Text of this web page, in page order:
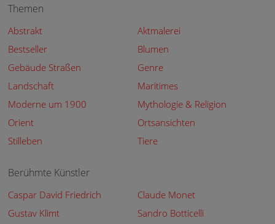
Themen
Abstrakt
Aktmalerei
Bestseller
Blumen
Gebäude Straßen
Genre
Landschaft
Maritimes
Moderne um 1900
Mythologie & Religion
Orient
Ortsansichten
Stilleben
Tiere
Berühmte Künstler
Caspar David Friedrich
Claude Monet
Gustav Klimt
Sandro Botticelli